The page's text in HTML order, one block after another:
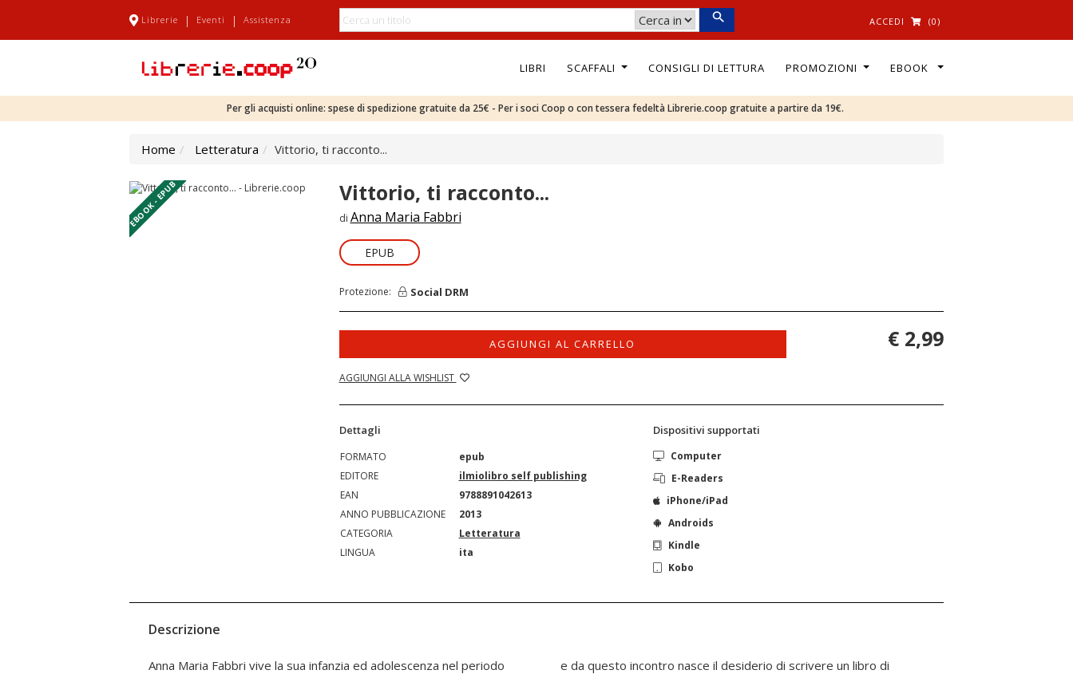
Librerie | Eventi | Assistenza ACCEDI (0)
LIBRI SCAFFALI CONSIGLI DI LETTURA PROMOZIONI EBOOK
Per gli acquisti online: spese di spedizione gratuite da 25€ - Per i soci Coop o con tessera fedeltà Librerie.coop gratuite a partire da 19€.
Home Letteratura Vittorio, ti racconto...
EBOOK - EPUB Vittorio, ti racconto...
di Anna Maria Fabbri
EPUB
Protezione: Social DRM
AGGIUNGI AL CARRELLO
AGGIUNGI ALLA WISHLIST
€ 2,99
Dettagli
FORMATO
epub
EDITORE
ilmiolibro self publishing
EAN
9788891042613
ANNO PUBBLICAZIONE
2013
CATEGORIA
Letteratura
LINGUA
ita
Dispositivi supportati
Computer
E-Readers
iPhone/iPad
Androids
Kindle
Kobo
Descrizione
Anna Maria Fabbri vive la sua infanzia ed adolescenza nel periodo
e da questo incontro nasce il desiderio di scrivere un libro di